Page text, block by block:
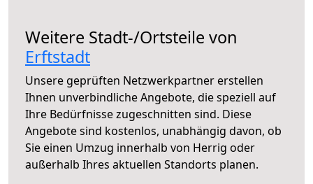
Weitere Stadt-/Ortsteile von
Erftstadt
Unsere geprüften Netzwerkpartner erstellen
Ihnen unverbindliche Angebote, die speziell auf
Ihre Bedürfnisse zugeschnitten sind. Diese
Angebote sind kostenlos, unabhängig davon, ob
Sie einen Umzug innerhalb von Herrig oder
außerhalb Ihres aktuellen Standorts planen.